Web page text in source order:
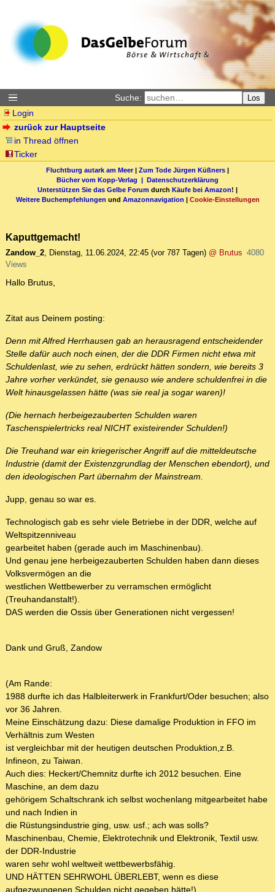
Suche: Los
Login
zurück zur Hauptseite
in Thread öffnen
Ticker
Fluchtburg autark am Meer| Zum Tode Jürgen Küßners |
Bücher vom Kopp-Verlag | Datenschutzerklärung
Unterstützen Sie das Gelbe Forum durch Käufe bei Amazon! |
Weitere Buchempfehlungen und Amazonnavigation | Cookie-Einstellungen
Kaputtgemacht!
Zandow_2, Dienstag, 11.06.2024, 22:45 (vor 787 Tagen) @ Brutus 4080
Views
Hallo Brutus,
Zitat aus Deinem posting:
Denn mit Alfred Herrhausen gab an herausragend entscheidender
Stelle dafür auch noch einen, der die DDR Firmen nicht etwa mit
Schuldenlast, wie zu sehen, erdrückt hätten sondern, wie bereits 3
Jahre vorher verkündet, sie genauso wie andere schuldenfrei in die
Welt hinausgelassen hätte (was sie real ja sogar waren)!
(Die hernach herbeigezauberten Schulden waren
Taschenspielertricks real NICHT existeirender Schulden!)
Die Treuhand war ein kriegerischer Angriff auf die mitteldeutsche
Industrie (damit der Existenzgrundlag der Menschen ebendort), und
den ideologischen Part übernahm der Mainstream.
Jupp, genau so war es.
Technologisch gab es sehr viele Betriebe in der DDR, welche auf
Weltspitzenniveau
gearbeitet haben (gerade auch im Maschinenbau).
Und genau jene herbeigezauberten Schulden haben dann dieses
Volksvermögen an die
westlichen Wettbewerber zu verramschen ermöglicht
(Treuhandanstalt!).
DAS werden die Ossis über Generationen nicht vergessen!
Dank und Gruß, Zandow
(Am Rande:
1988 durfte ich das Halbleiterwerk in Frankfurt/Oder besuchen; also
vor 36 Jahren.
Meine Einschätzung dazu: Diese damalige Produktion in FFO im
Verhältnis zum Westen
ist vergleichbar mit der heutigen deutschen Produktion,z.B.
Infineon, zu Taiwan.
Auch dies: Heckert/Chemnitz durfte ich 2012 besuchen. Eine
Maschine, an dem dazu
gehörigem Schaltschrank ich selbst wochenlang mitgearbeitet habe
und nach Indien in
die Rüstungsindustrie ging, usw. usf.; ach was solls?
Maschinenbau, Chemie, Elektrotechnik und Elektronik, Textil usw.
der DDR-Industrie
waren sehr wohl weltweit wettbewerbsfähig.
UND HÄTTEN SEHRWOHL ÜBERLEBT, wenn es diese
aufgezwungenen Schulden nicht gegeben hätte!)